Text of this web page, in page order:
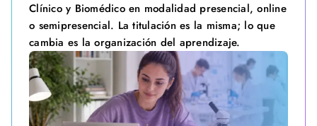
Clínico y Biomédico en modalidad presencial, online
o semipresencial. La titulación es la misma; lo que
cambia es la organización del aprendizaje.